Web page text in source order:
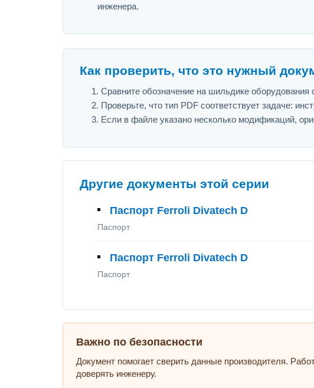
инженера.
Как проверить, что это нужный
Сравните обозначение на шильдике оборудования
Проверьте, что тип PDF соответствует задаче:
Если в файле указано несколько модификаций,
Другие документы этой серии
Паспорт Ferroli Divatech D
Паспорт
Паспорт Ferroli Divatech D
Паспорт
Важно по безопасности
Документ помогает сверить данные производителя.
доверять инженеру.